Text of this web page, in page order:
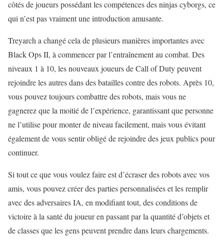
côtés de joueurs possédant les compétences des ninjas cyborgs, ce
qui n’est pas vraiment une introduction amusante.
Treyarch a changé cela de plusieurs manières importantes avec
Black Ops II, à commencer par l’entraînement au combat. Des
niveaux 1 à 10, les nouveaux joueurs de Call of Duty peuvent
rejoindre les autres dans des batailles contre des robots. Après 10,
vous pouvez toujours combattre des robots, mais vous ne
gagnerez que la moitié de l’expérience, garantissant que personne
ne l’utilise pour monter de niveau facilement, mais vous évitant
également de vous sentir obligé de rejoindre des jeux publics pour
continuer.
Si tout ce que vous voulez faire est d’écraser des robots avec vos
amis, vous pouvez créer des parties personnalisées et les remplir
avec des adversaires IA, en modifiant tout, des conditions de
victoire à la santé du joueur en passant par la quantité d’objets et
de classes que les gens peuvent prendre dans leurs chargements.